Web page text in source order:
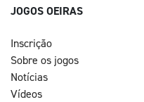
JOGOS OEIRAS
Inscrição
Sobre os jogos
Notícias
Vídeos